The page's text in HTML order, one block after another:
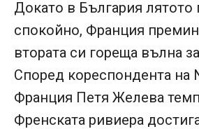
Докато в България лятото
спокойно, Франция
втората си гореща вълна
Според кореспондента на
Франция Петя Желева
Френската ривиера